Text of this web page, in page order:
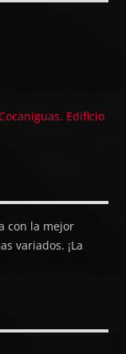
Edificio
con la mejor
variados. ¡La